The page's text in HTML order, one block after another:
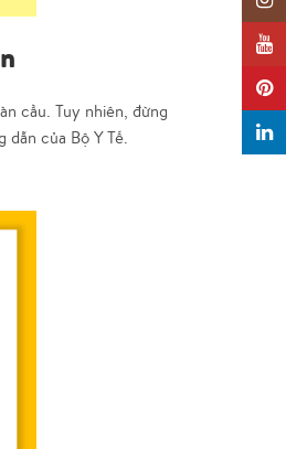
cầu. Tuy nhiên, đừng
của Bộ Y Tế.